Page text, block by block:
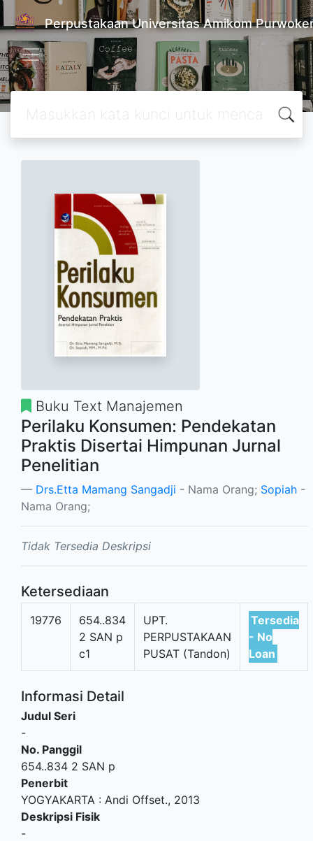
Perpustakaan Universitas Amikom
Buku Text Manajemen
Perilaku Konsumen: Pendekatan
Praktis Disertai Himpunan Jurnal
Penelitian
Drs.Etta Mamang Sangadji - Nama Orang; Sopiah -
Nama Orang;
Tidak Tersedia Deskripsi
Ketersediaan
19776
654..834
2 SAN p
c1
UPT.
PERPUSTAKAAN
PUSAT (Tandon)
Tersedia
- No
Loan
Informasi Detail
Judul Seri
-
No. Panggil
654..834 2 SAN p
Penerbit
YOGYAKARTA : Andi Offset., 2013
Deskripsi Fisik
-